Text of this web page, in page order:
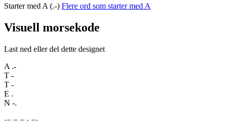
Starter med A (.-) Flere ord som starter med A
Visuell morsekode
Last ned eller del dette designet
A .-
T -
T -
E .
N -.
·− − − · −·